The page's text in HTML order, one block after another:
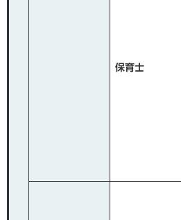
保育士